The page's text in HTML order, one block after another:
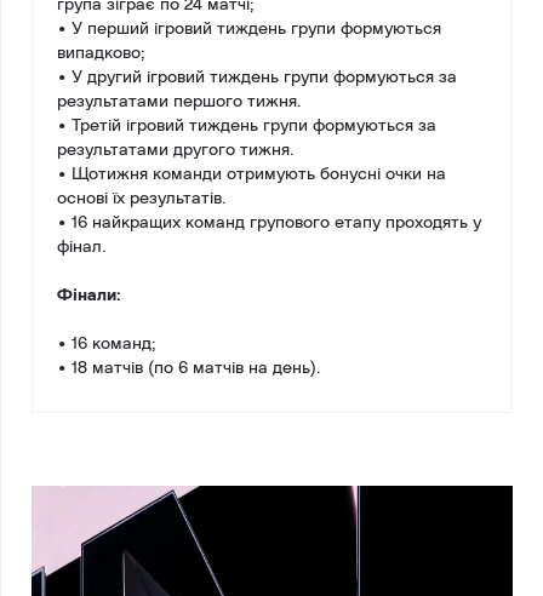
група зіграє по 24 матчі;
• У перший ігровий тиждень групи формуються
випадково;
• У другий ігровий тиждень групи формуються за
результатами першого тижня.
• Третій ігровий тиждень групи формуються за
результатами другого тижня.
• Щотижня команди отримують бонусні очки на
основі їх результатів.
• 16 найкращих команд групового етапу проходять у
фінал.
Фінали:
• 16 команд;
• 18 матчів (по 6 матчів на день).